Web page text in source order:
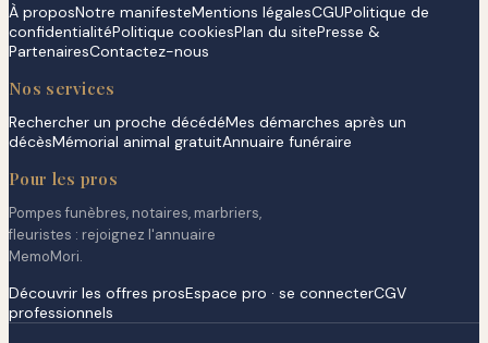
À proposNotre manifesteMentions légalesCGUPolitique de
confidentialitéPolitique cookiesPlan du sitePresse &
PartenairesContactez-nous
Nos services
Rechercher un proche décédéMes démarches après un
décèsMémorial animal gratuitAnnuaire funéraire
Pour les pros
Pompes funèbres, notaires, marbriers,
fleuristes : rejoignez l'annuaire
MemoMori.
Découvrir les offres prosEspace pro · se connecterCGV
professionnels